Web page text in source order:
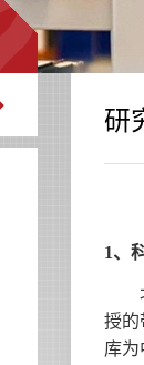
研
1、
授的
库为